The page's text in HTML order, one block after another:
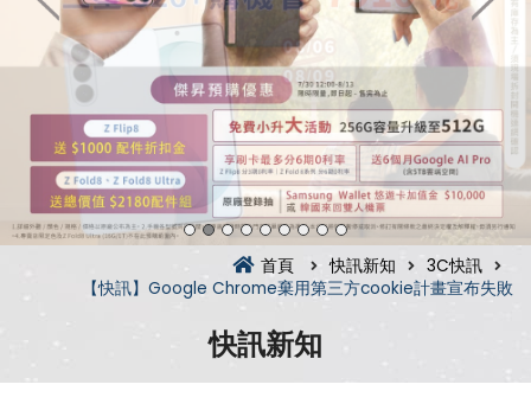
首頁 快訊新知
3C快訊
【快訊】Google Chrome棄用第三方cookie計畫宣布失敗
快訊新知